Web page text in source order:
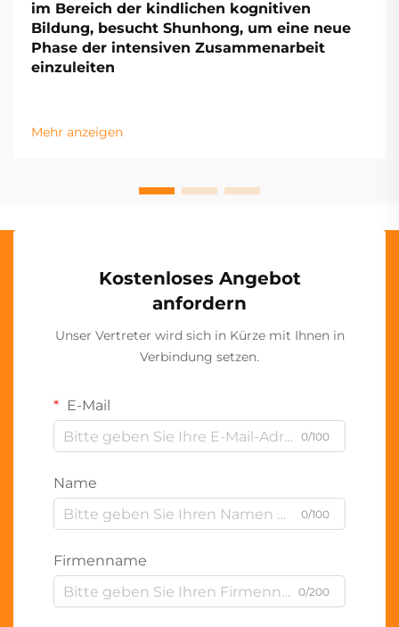
im Bereich der kindlichen kognitiven
Bildung, besucht Shunhong, um eine neue
Phase der intensiven Zusammenarbeit
einzuleiten
Mehr anzeigen
Kostenloses Angebot
anfordern
Unser Vertreter wird sich in Kürze mit Ihnen in
Verbindung setzen.
E-Mail
0/100
Name
0/100
Firmenname
0/200